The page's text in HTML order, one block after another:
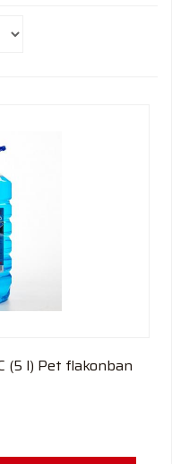
(5 l) Pet flakonban